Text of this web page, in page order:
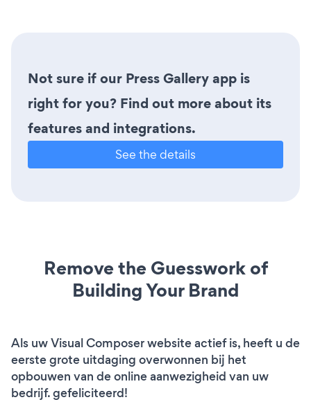
Not sure if our Press Gallery app is
right for you? Find out more about its
features and integrations.
See the details
Remove the Guesswork of
Building Your Brand
Als uw Visual Composer website actief is, heeft u de
eerste grote uitdaging overwonnen bij het
opbouwen van de online aanwezigheid van uw
bedrijf. gefeliciteerd!